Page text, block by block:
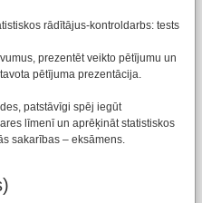
rādītājus-kontroldarbs: tests
prezentēt veikto pētījumu un
pētījuma prezentācija.
patstāvīgi spēj iegūt
līmenī un aprēķināt statistiskos
sakarības – eksāmens.